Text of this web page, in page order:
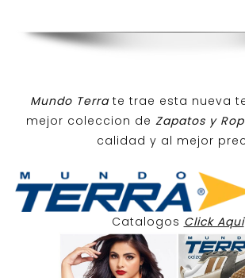
Mundo Terra te trae esta nueva
mejor coleccion de Zapatos y
calidad y al mejor
Catalogos Click Aqui